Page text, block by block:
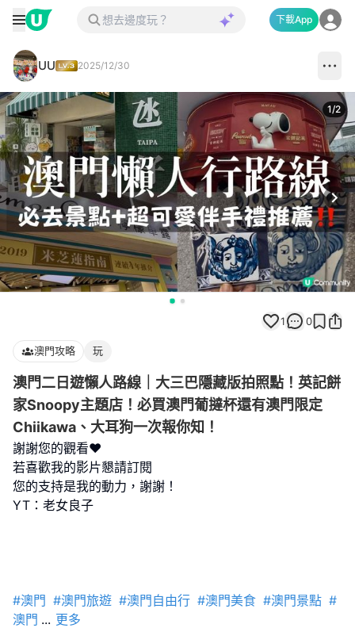
下載App
UU 2025/12/30
1/2
1 0
澳門攻略 玩
澳門二日遊懶人路線｜大三巴隱藏版拍照點！英記餅
家Snoopy主題店！必買澳門葡撻杯還有澳門限定
Chiikawa、大耳狗一次報你知！
謝謝您的觀看❤️
若喜歡我的影片懇請訂閱
您的支持是我的動力，謝謝！
YT：老女良子
#澳門 #澳門旅遊 #澳門自由行 #澳門美食 #澳門景點 #
澳門 ... 更多